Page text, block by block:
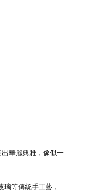
華麗典雅，像似一
等傳統手工藝，